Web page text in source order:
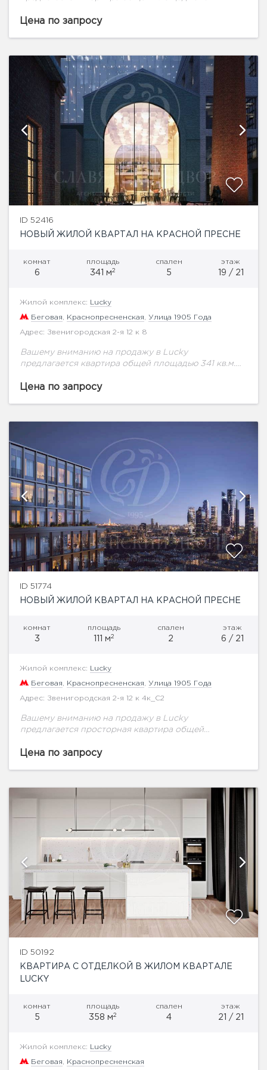
благоустроенном Пресненском районе, всего в
Цена по запросу
ID 52416
НОВЫЙ ЖИЛОЙ КВАРТАЛ НА КРАСНОЙ ПРЕСНЕ
комнат
6
площадь
341 м2
спален
5
этаж
19 / 21
Жилой комплекс: Lucky
Беговая Краснопресненская Улица 1905 Года
Адрес: Звенигородская 2-я 12 к 8
Вашему вниманию на продажу в Lucky
предлагается квартира общей площадью 341 кв.м.
благоустроенном Пресненском районе, всего в
Цена по запросу
ID 51774
НОВЫЙ ЖИЛОЙ КВАРТАЛ НА КРАСНОЙ ПРЕСНЕ
комнат
3
площадь
111 м2
спален
2
этаж
6 / 21
Жилой комплекс: Lucky
Беговая Краснопресненская Улица 1905 Года
Адрес: Звенигородская 2-я 12 к 4к_С2
Вашему вниманию на продажу в Lucky
предлагается просторная квартира общей
В зеленом и благоустроенном Пресненском районе,
Цена по запросу
ID 50192
КВАРТИРА С ОТДЕЛКОЙ В ЖИЛОМ КВАРТАЛЕ
LUCKY
комнат
5
площадь
358 м2
спален
4
этаж
21 / 21
Жилой комплекс: Lucky
Беговая Краснопресненская